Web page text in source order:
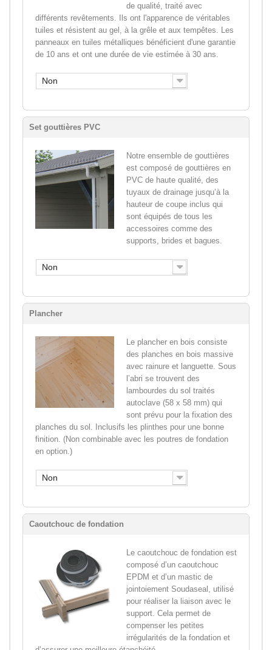
de qualité, traité avec
différents revêtements. Ils ont l'apparence de véritables
tuiles et résistent au gel, à la grêle et aux tempêtes. Les
panneaux en tuiles métalliques bénéficient d'une garantie
de 10 ans et ont une durée de vie estimée à 30 ans.
Non
Set gouttières PVC
Notre ensemble de gouttières
est composé de gouttières en
PVC de haute qualité, des
tuyaux de drainage jusqu’à la
hauteur de coupe inclus qui
sont équipés de tous les
accessoires comme des
supports, brides et bagues.
Non
Plancher
Le plancher en bois consiste
des planches en bois massive
avec rainure et languette. Sous
l’abri se trouvent des
lambourdes du sol traités
autoclave (58 x 58 mm) qui
sont prévu pour la fixation des
planches du sol. Inclusifs les plinthes pour une bonne
finition. (Non combinable avec les poutres de fondation
en option.)
Non
Caoutchouc de fondation
Le caoutchouc de fondation est
composé d’un caoutchouc
EPDM et d’un mastic de
jointoiement Soudaseal, utilisé
pour réaliser la liaison avec le
support. Cela permet de
compenser les petites
irrégularités de la fondation et